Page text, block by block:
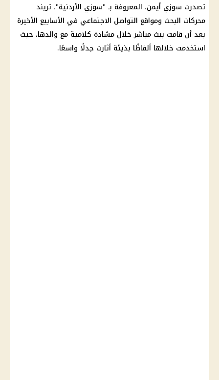
تصدرت سوزي أيمن، المعروفة بـ "سوزي الأردنية"، تريند
محركات البحث ومواقع التواصل الاجتماعي في الأسابيع الأخيرة
بعد أن قامت ببث مباشر خلال مشادة كلامية مع والدها، حيث
استخدمت خلالها ألفاظًا بذيئة أثارت جدلًا واسعًا.